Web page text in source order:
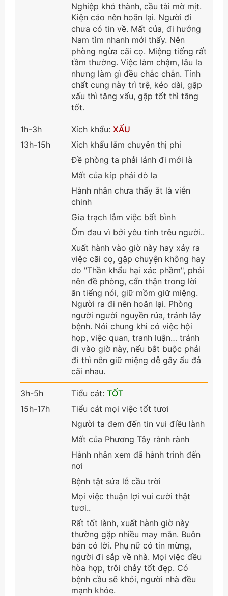
Nghiệp khó thành, cầu tài mờ mịt.
Kiện cáo nên hoãn lại. Người đi
chưa có tin về. Mất của, đi hướng
Nam tìm nhanh mới thấy. Nên
phòng ngừa cãi cọ. Miệng tiếng rất
tầm thường. Việc làm chậm, lâu la
nhưng làm gì đều chắc chắn. Tính
chất cung này trì trệ, kéo dài, gặp
xấu thì tăng xấu, gặp tốt thì tăng
tốt.
1h-3h
13h-15h
Xích khẩu: XẤU
Xích khẩu lắm chuyên thị phi
Đề phòng ta phải lánh đi mới là
Mất của kíp phải dò la
Hành nhân chưa thấy ắt là viễn
chinh
Gia trạch lắm việc bất bình
Ốm đau vì bởi yêu tinh trêu người..
Xuất hành vào giờ này hay xảy ra
việc cãi cọ, gặp chuyện không hay
do "Thần khẩu hại xác phầm", phải
nên đề phòng, cẩn thận trong lời
ăn tiếng nói, giữ mồm giữ miệng.
Người ra đi nên hoãn lại. Phòng
người người nguyền rủa, tránh lây
bệnh. Nói chung khi có việc hội
họp, việc quan, tranh luận… tránh
đi vào giờ này, nếu bắt buộc phải
đi thì nên giữ miệng dễ gây ẩu đả
cãi nhau.
3h-5h
15h-17h
Tiểu cát: TỐT
Tiểu cát mọi việc tốt tươi
Người ta đem đến tin vui điều lành
Mất của Phương Tây rành rành
Hành nhân xem đã hành trình đến
nơi
Bệnh tật sửa lễ cầu trời
Mọi việc thuận lợi vui cười thật
tươi..
Rất tốt lành, xuất hành giờ này
thường gặp nhiều may mắn. Buôn
bán có lời. Phụ nữ có tin mừng,
người đi sắp về nhà. Mọi việc đều
hòa hợp, trôi chảy tốt đẹp. Có
bệnh cầu sẽ khỏi, người nhà đều
mạnh khỏe.